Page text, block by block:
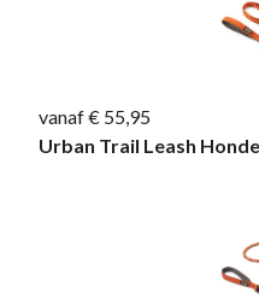
vanaf € 55,95
Urban Trail Leash